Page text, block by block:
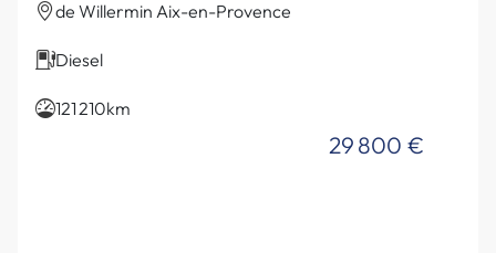
de Willermin Aix-en-Provence
Diesel
121 210km
29 800 €